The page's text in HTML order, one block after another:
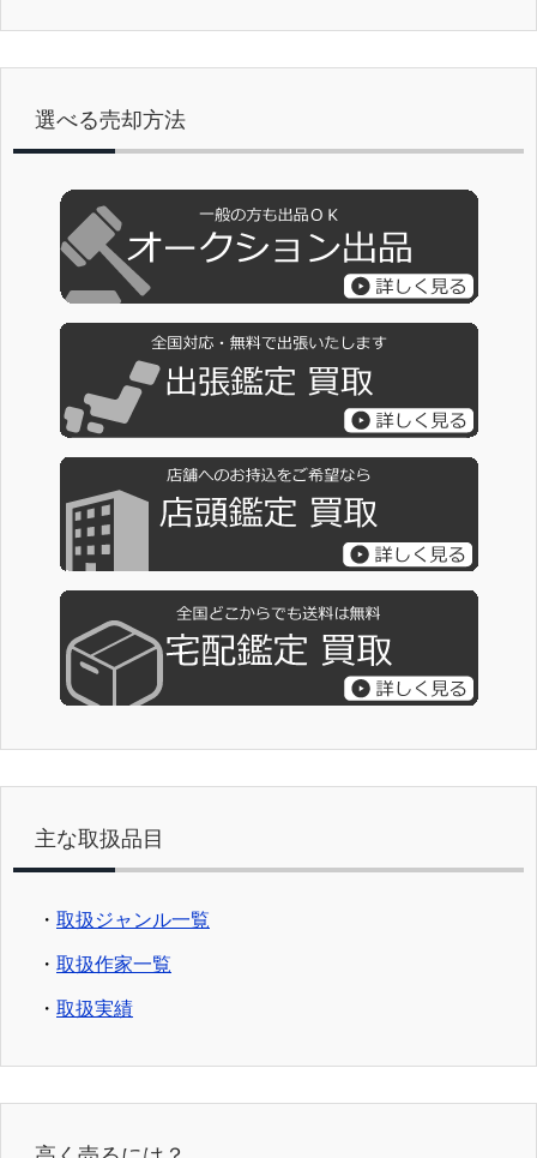
選べる売却方法
主な取扱品目
・ 取扱ジャンル一覧
・ 取扱作家一覧
・ 取扱実績